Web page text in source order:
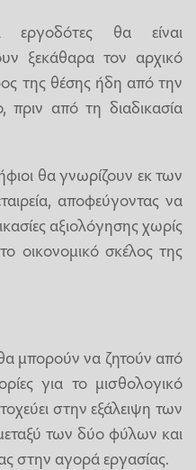
εργοδότες θα είναι
ξεκάθαρα τον αρχικό
της θέσης ήδη από την
από τη διαδικασία
θα γνωρίζουν εκ των
αποφεύγοντας να
αξιολόγησης χωρίς
οικονομικό σκέλος της
μπορούν να ζητούν από
για το μισθολογικό
στην εξάλειψη των
των δύο φύλων και
στην αγορά εργασίας.